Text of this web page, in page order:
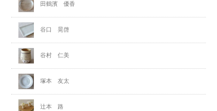
田鶴濱 優香
谷口 晃啓
谷村 仁美
塚本 友太
辻本 路